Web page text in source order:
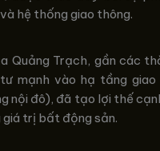
hệ thống giao thông.
Quảng Trạch, gần các
mạnh vào hạ tầng giao
nội đô), đã tạo lợi thế
trị bất động sản.